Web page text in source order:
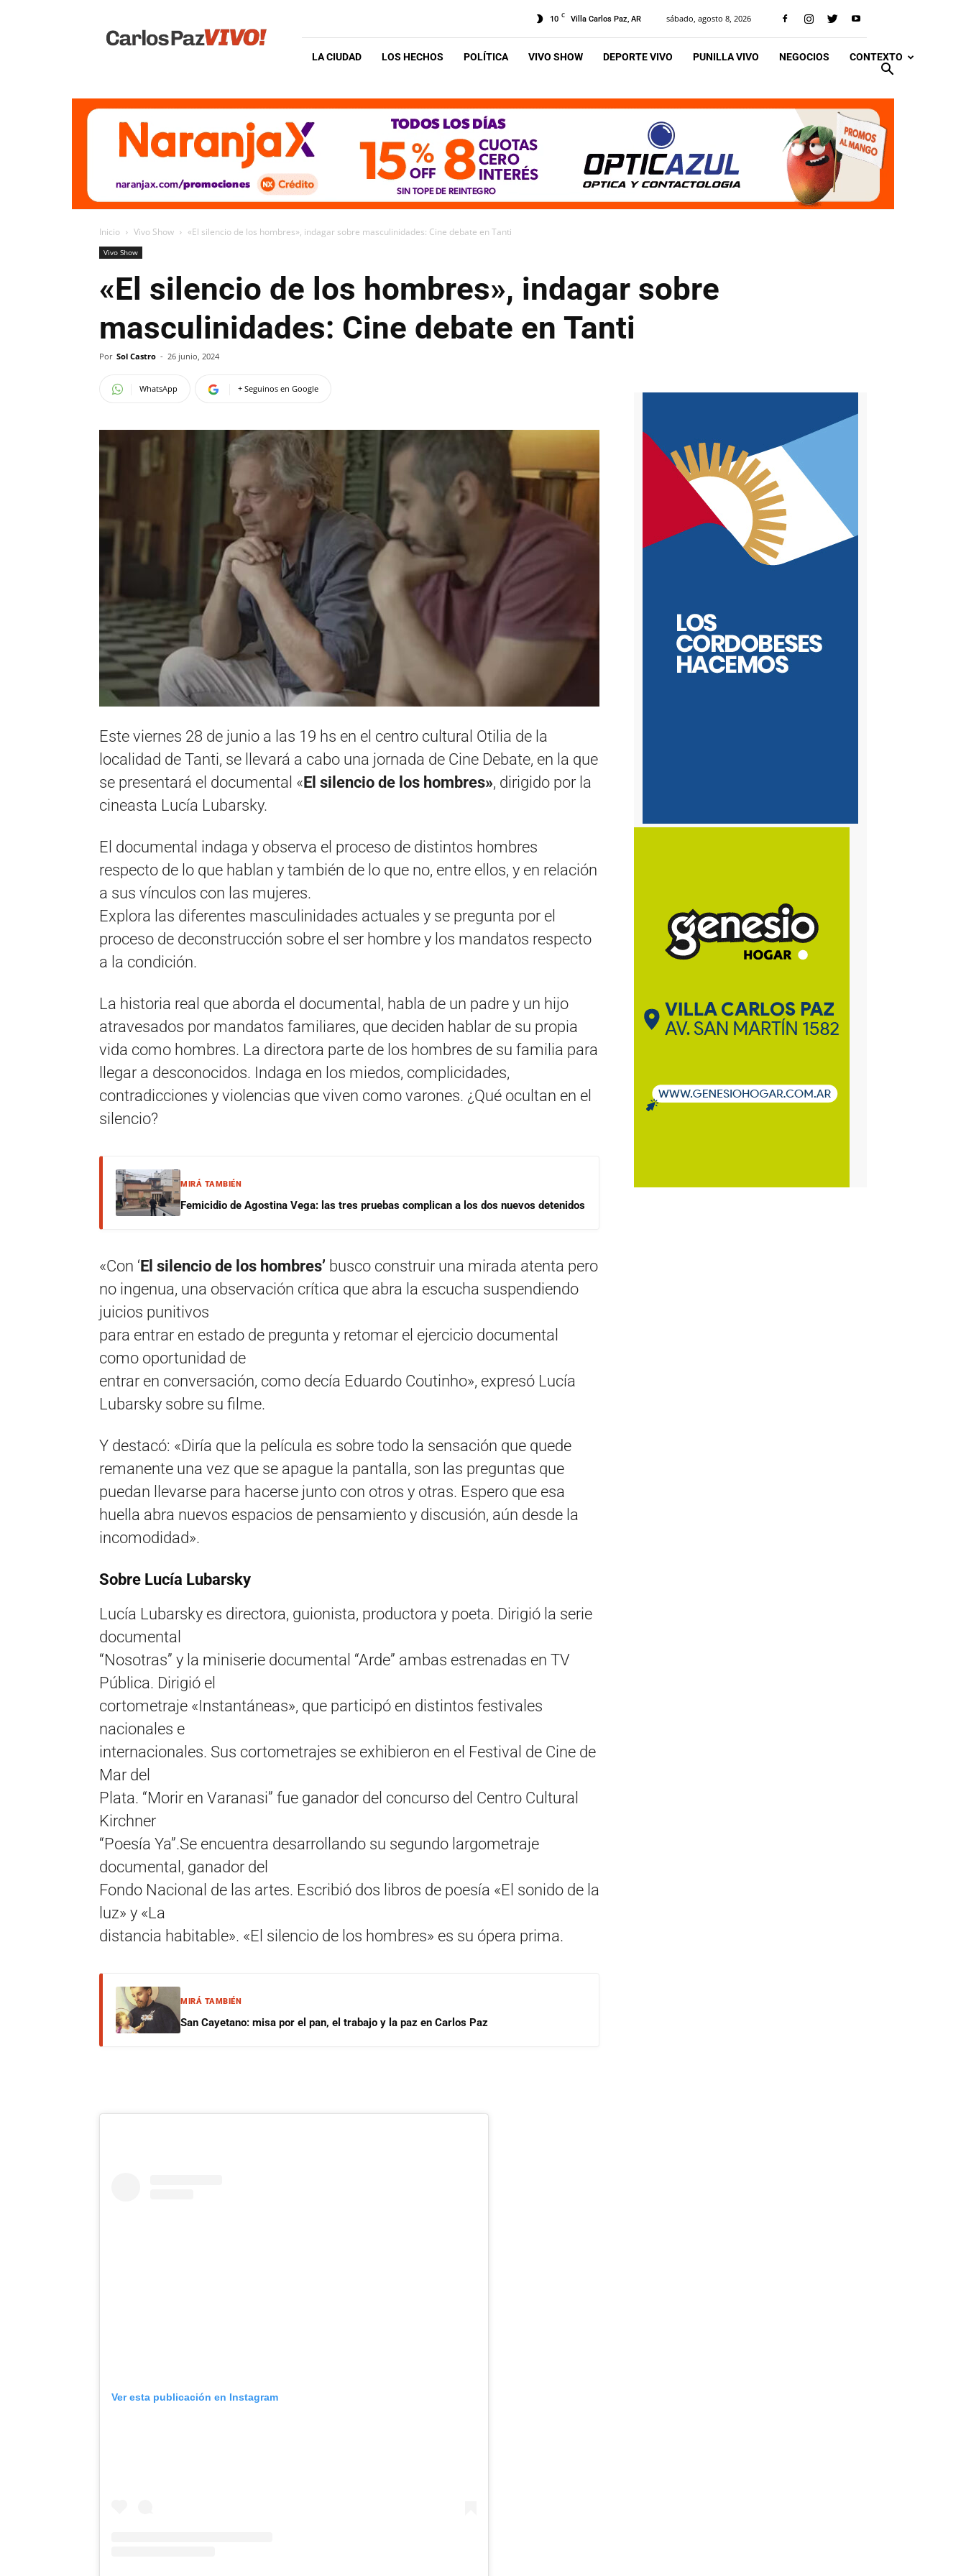
Vivo
10 C Villa Carlos Paz, AR sábado, agosto 8, 2026
LA CIUDAD LOS HECHOS POLÍTICA VIVO SHOW DEPORTE VIVO PUNILLA VIVO NEGOCIOS CONTEXTO
Inicio Vivo Show «El silencio de los hombres», indagar sobre masculinidades: Cine debate en Tanti
Vivo Show
«El silencio de los hombres», indagar sobre
masculinidades: Cine debate en Tanti
Por Sol Castro - 26 junio, 2024
WhatsApp + Seguinos en Google
Este viernes 28 de junio a las 19 hs en el centro cultural Otilia de la
localidad de Tanti, se llevará a cabo una jornada de Cine Debate, en la que
se presentará el documental «El silencio de los hombres», dirigido por la
cineasta Lucía Lubarsky.
El documental indaga y observa el proceso de distintos hombres
respecto de lo que hablan y también de lo que no, entre ellos, y en relación
a sus vínculos con las mujeres.
Explora las diferentes masculinidades actuales y se pregunta por el
proceso de deconstrucción sobre el ser hombre y los mandatos respecto
a la condición.
La historia real que aborda el documental, habla de un padre y un hijo
atravesados por mandatos familiares, que deciden hablar de su propia
vida como hombres. La directora parte de los hombres de su familia para
llegar a desconocidos. Indaga en los miedos, complicidades,
contradicciones y violencias que viven como varones. ¿Qué ocultan en el
silencio?
MIRÁ TAMBIÉN
Femicidio de Agostina Vega: las tres pruebas complican a los dos nuevos detenidos
«Con ‘El silencio de los hombres’ busco construir una mirada atenta pero
no ingenua, una observación crítica que abra la escucha suspendiendo
juicios punitivos
para entrar en estado de pregunta y retomar el ejercicio documental
como oportunidad de
entrar en conversación, como decía Eduardo Coutinho», expresó Lucía
Lubarsky sobre su filme.
Y destacó: «Diría que la película es sobre todo la sensación que quede
remanente una vez que se apague la pantalla, son las preguntas que
puedan llevarse para hacerse junto con otros y otras. Espero que esa
huella abra nuevos espacios de pensamiento y discusión, aún desde la
incomodidad».
Sobre Lucía Lubarsky
Lucía Lubarsky es directora, guionista, productora y poeta. Dirigió la serie
documental
“Nosotras” y la miniserie documental “Arde” ambas estrenadas en TV
Pública. Dirigió el
cortometraje «Instantáneas», que participó en distintos festivales
nacionales e
internacionales. Sus cortometrajes se exhibieron en el Festival de Cine de
Mar del
Plata. “Morir en Varanasi” fue ganador del concurso del Centro Cultural
Kirchner
“Poesía Ya”.Se encuentra desarrollando su segundo largometraje
documental, ganador del
Fondo Nacional de las artes. Escribió dos libros de poesía «El sonido de la
luz» y «La
distancia habitable». «El silencio de los hombres» es su ópera prima.
MIRÁ TAMBIÉN
San Cayetano: misa por el pan, el trabajo y la paz en Carlos Paz
Ver esta publicación en Instagram